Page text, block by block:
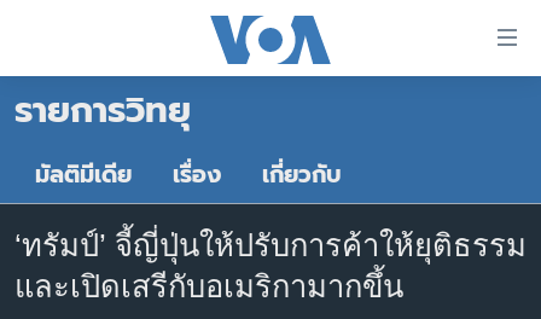
ต่อ
เนื้อหา
ข้าม
ไป
หน้าหลัก
โลก
เอเชีย
สหรัฐฯ
ไทย
รายการวิทยุ
มัลติมีเดีย เรื่อง เกี่ยวกับ
‘ทรัมป์’ จี้ญี่ปุ่นให้ปรับการค้าให้ยุติธรรม
และเปิดเสรีกับอเมริกามากขึ้น